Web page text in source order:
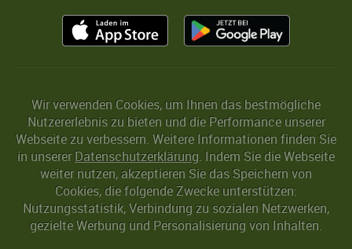
Wir verwenden Cookies, um Ihnen das bestmögliche
Nutzererlebnis zu bieten und die Performance unserer
Webseite zu verbessern. Weitere Informationen finden Sie
in unserer Datenschutzerklärung. Indem Sie die Webseite
weiter nutzen, akzeptieren Sie das Speichern von
Cookies, die folgende Zwecke unterstützen:
Nutzungsstatistik, Verbindung zu sozialen Netzwerken,
gezielte Werbung und Personalisierung von Inhalten.